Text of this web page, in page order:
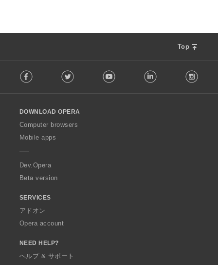
Top
o
w
O
p
a
Facebook Twitter Youtube LinkedIn
DOWNLOAD OPERA
Computer browsers
Mobile apps
Dev.Opera
Beta version
SERVICES
アドオン
Opera account
NEED HELP?
ヘルプ & サポート